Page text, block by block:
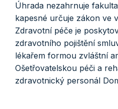
Úhrada nezahrnuje
kapesné určuje zákon ve
Zdravotní péče je
zdravotního pojištění
lékařem formou zvláštní
Ošetřovatelskou péči a
zdravotnický personál